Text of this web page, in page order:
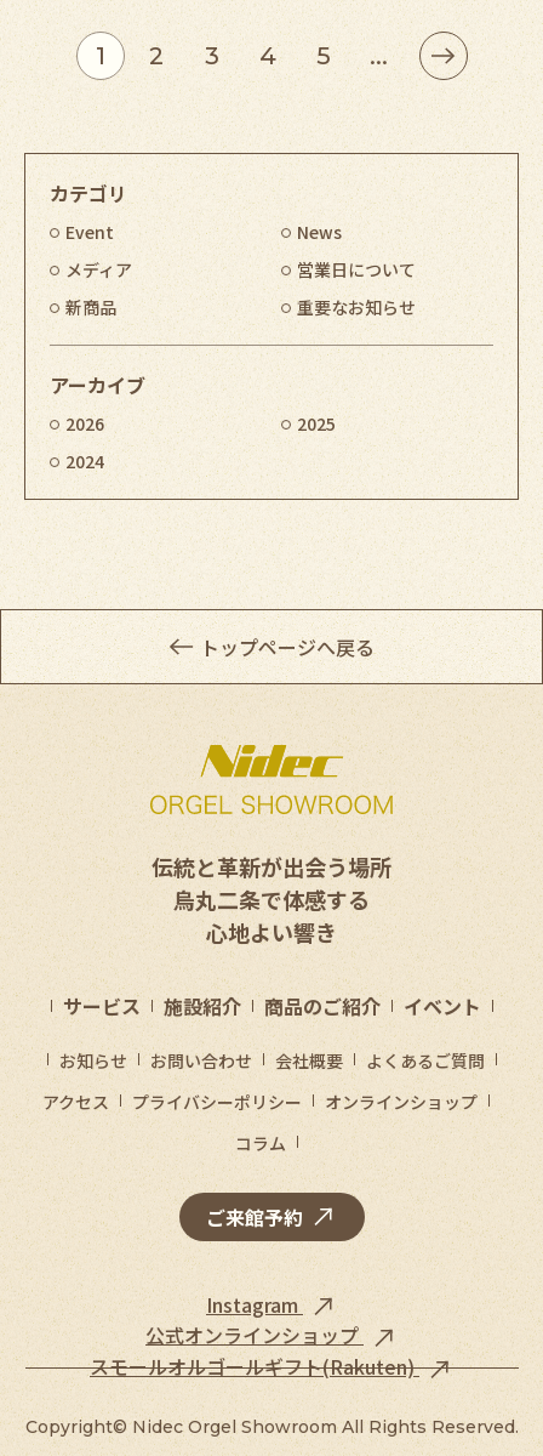
1 2 3 4 5 ...
カテゴリ
Event
News
メディア
営業日について
新商品
重要なお知らせ
アーカイブ
2026
2025
2024
トップページへ戻る
伝統と革新が出会う場所
烏丸二条で体感する
心地よい響き
サービス 施設紹介 商品のご紹介 イベント
お知らせ お問い合わせ 会社概要
よくあるご質問
アクセス
プライバシーポリシー
オンラインショップ
コラム
ご来館予約
Instagram
公式オンラインショップ
スモールオルゴールギフト(Rakuten)
Copyright© Nidec Orgel Showroom All Rights Reserved.